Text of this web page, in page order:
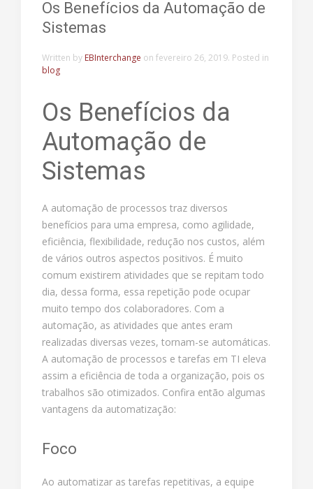
Os Benefícios da Automação de
Sistemas
Written by EBInterchange on fevereiro 26, 2019. Posted in
blog
Os Benefícios da
Automação de
Sistemas
A automação de processos traz diversos
benefícios para uma empresa, como agilidade,
eficiência, flexibilidade, redução nos custos, além
de vários outros aspectos positivos. É muito
comum existirem atividades que se repitam todo
dia, dessa forma, essa repetição pode ocupar
muito tempo dos colaboradores. Com a
automação, as atividades que antes eram
realizadas diversas vezes, tornam-se automáticas.
A automação de processos e tarefas em TI eleva
assim a eficiência de toda a organização, pois os
trabalhos são otimizados. Confira então algumas
vantagens da automatização:
Foco
Ao automatizar as tarefas repetitivas, a equipe